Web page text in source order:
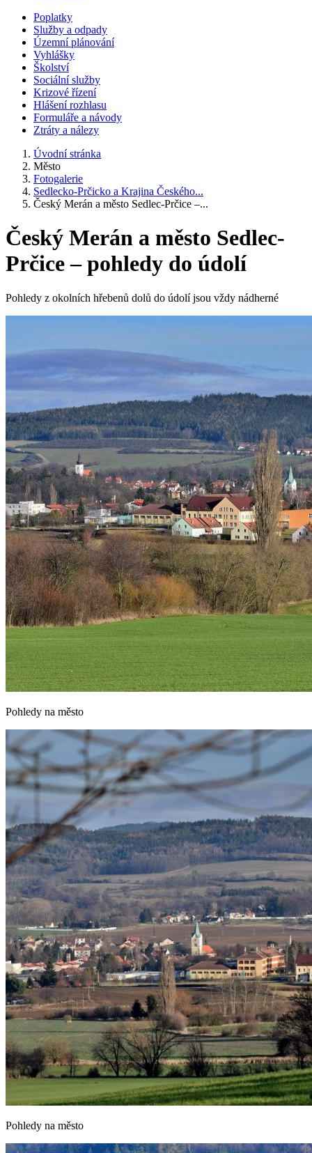
Poplatky
Služby a odpady
Územní plánování
Vyhlášky
Školství
Sociální služby
Krizové řízení
Hlášení rozhlasu
Formuláře a návody
Ztráty a nálezy
Úvodní stránka
Město
Fotogalerie
Sedlecko-Prčicko a Krajina Českého...
Český Merán a město Sedlec-Prčice –...
Český Merán a město Sedlec-
Prčice – pohledy do údolí
Pohledy z okolních hřebenů dolů do údolí jsou vždy nádherné
Pohledy na město
Pohledy na město